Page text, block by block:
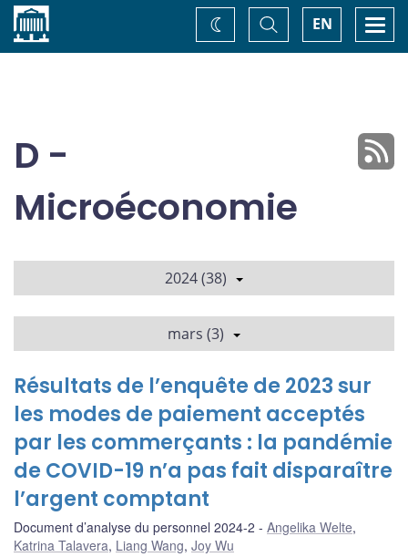
Accueil EN
Basculer
la
recherche
Changez
de
D -
Microéconomie
2024 (38)
mars (3)
Résultats de l’enquête de 2023 sur
les modes de paiement acceptés
par les commerçants : la pandémie
de COVID-19 n’a pas fait disparaître
l’argent comptant
Document d’analyse du personnel 2024-2 Angelika Welte,
Katrina Talavera, Liang Wang, Joy Wu